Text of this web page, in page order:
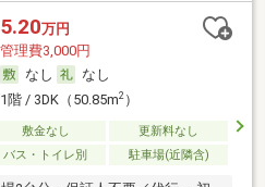
5.20万円
管理費3,000円
なし
なし
1階 / 3DK（50.85m2）
敷金なし
更新料なし
バス・トイレ別 駐車場(近隣含)